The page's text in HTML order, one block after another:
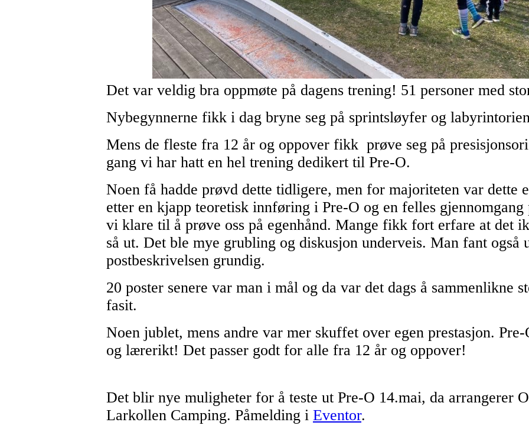
Det var veldig bra oppmøte på dagens trening! 51 personer med
Nybegynnerne fikk i dag bryne seg på sprintsløyfer og
Mens de fleste fra 12 år og oppover fikk prøve seg på
gang vi har hatt en hel trening dedikert til Pre-O.
Noen få hadde prøvd dette tidligere, men for majoriteten var dette
etter en kjapp teoretisk innføring i Pre-O og en felles gjennomgang
vi klare til å prøve oss på egenhånd. Mange fikk fort erfare at det
så ut. Det ble mye grubling og diskusjon underveis. Man fant også
postbeskrivelsen grundig.
20 poster senere var man i mål og da var det dags å sammenlikne
fasit.
Noen jublet, mens andre var mer skuffet over egen prestasjon.
og lærerikt! Det passer godt for alle fra 12 år og oppover!
Det blir nye muligheter for å teste ut Pre-O 14.mai, da arrangerer
Larkollen Camping. Påmelding i Eventor.